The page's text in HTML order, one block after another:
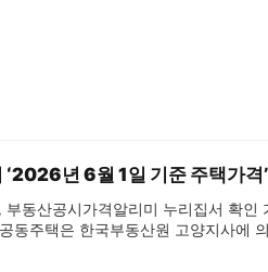
년 6월 1일 기준 주택가격
동산공시가격알리미 누리집서 확인
동주택은 한국부동산원 고양지사에